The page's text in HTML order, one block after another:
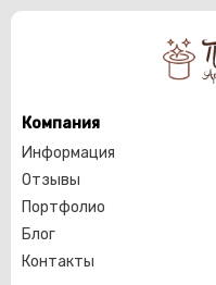
Компания
Информация
Отзывы
Портфолио
Блог
Контакты